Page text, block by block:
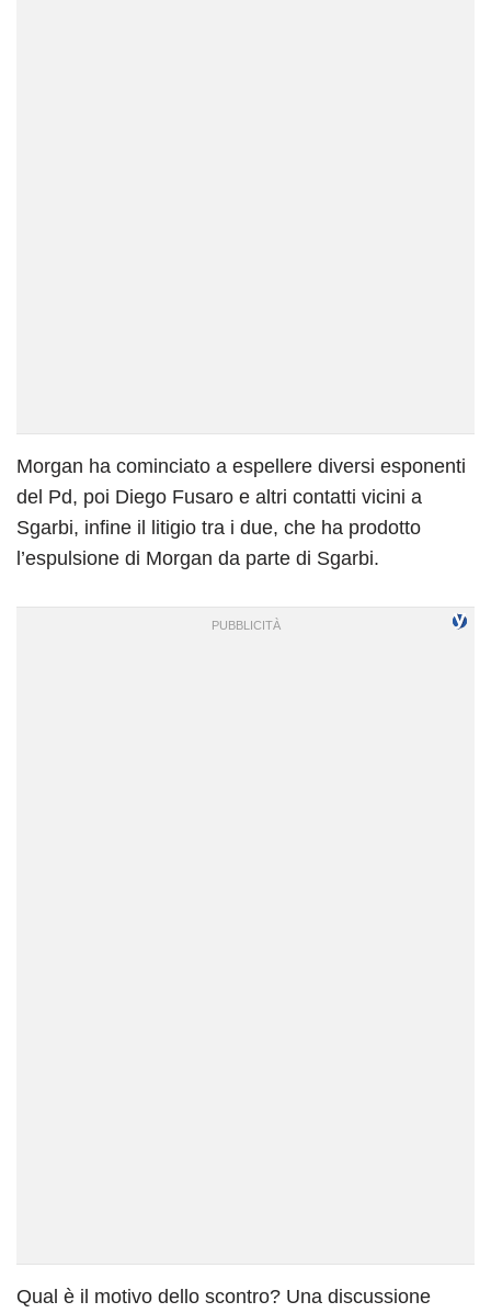
Morgan ha cominciato a espellere diversi esponenti
del Pd, poi Diego Fusaro e altri contatti vicini a
Sgarbi, infine il litigio tra i due, che ha prodotto
l’espulsione di Morgan da parte di Sgarbi.
Qual è il motivo dello scontro? Una discussione